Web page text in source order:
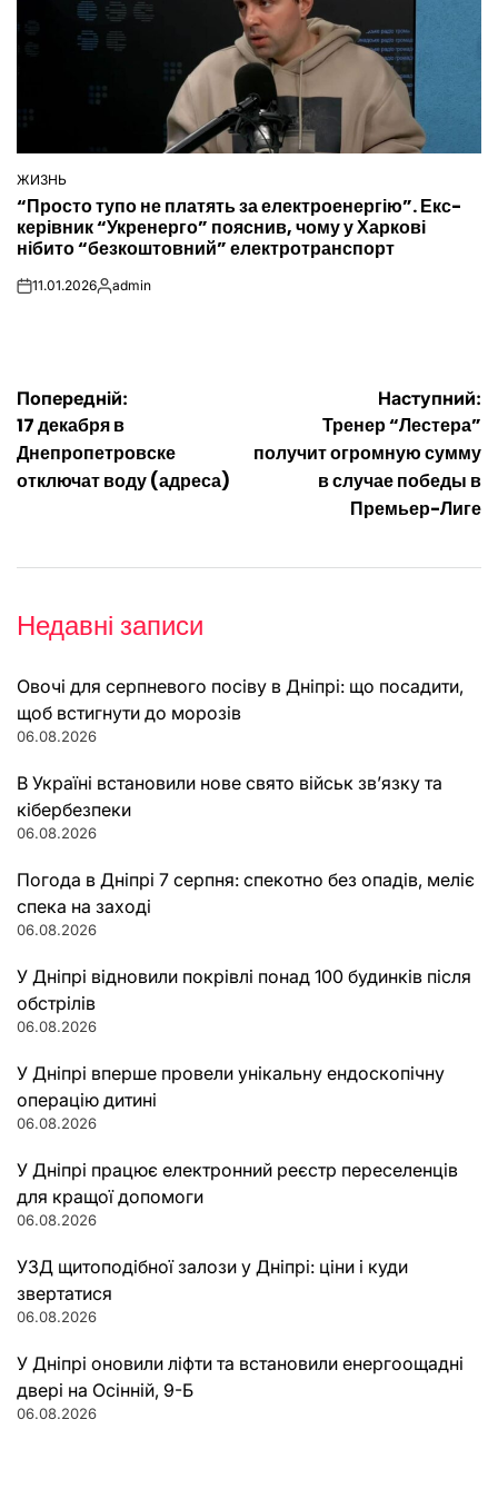
ОПУБЛІКУВАТИ
У
ЖИЗНЬ
“Просто тупо не платять за електроенергію”. Екс-
керівник “Укренерго” пояснив, чому у Харкові
нібито “безкоштовний” електротранспорт
on11.01.2026Опубліковано
admin
Навігація
записів
Попередній:
17 декабря в
Днепропетровске
отключат воду (адреса)
Наступний:
Тренер “Лестера”
получит огромную сумму
в случае победы в
Премьер-Лиге
Недавні записи
Овочі для серпневого посіву в Дніпрі: що посадити,
щоб встигнути до морозів
06.08.2026
В Україні встановили нове свято військ зв’язку та
кібербезпеки
06.08.2026
Погода в Дніпрі 7 серпня: спекотно без опадів, меліє
спека на заході
06.08.2026
У Дніпрі відновили покрівлі понад 100 будинків після
обстрілів
06.08.2026
У Дніпрі вперше провели унікальну ендоскопічну
операцію дитині
06.08.2026
У Дніпрі працює електронний реєстр переселенців
для кращої допомоги
06.08.2026
УЗД щитоподібної залози у Дніпрі: ціни і куди
звертатися
06.08.2026
У Дніпрі оновили ліфти та встановили енергоощадні
двері на Осінній, 9-Б
06.08.2026